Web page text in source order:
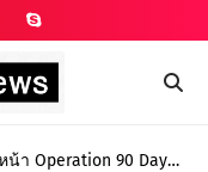
า Operation 90 Days